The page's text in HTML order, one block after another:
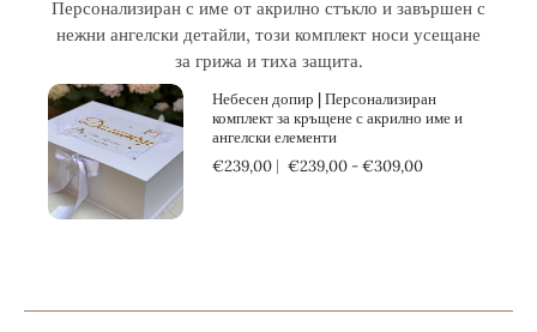
Персонализиран с име от акрилно стъкло и завършен с
нежни ангелски детайли, този комплект носи усещане
за грижа и тиха защита.
Небесен допир | Персонализиран
комплект за кръщене с акрилно име и
ангелски елементи
€239,00
€239,00 - €309,00